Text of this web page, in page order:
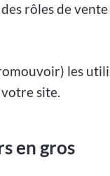
rôles de
les
site.
en gros